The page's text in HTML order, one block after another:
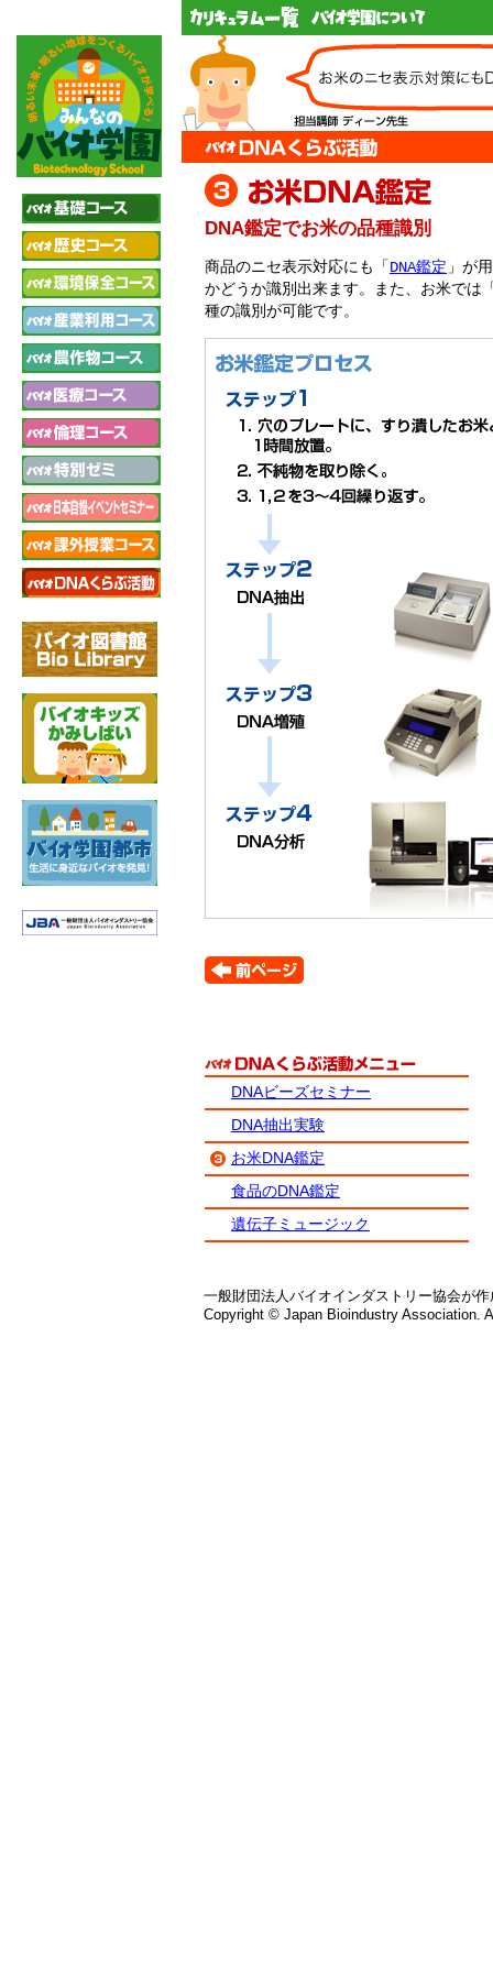
DNA鑑定でお米の品種識別
商品のニセ表示対応にも「 DNA鑑定 」が
かどうか識別出来ます。また、お米では
種の識別が可能です。
DNAビーズセミナー
DNA抽出実験
お米DNA鑑定
食品のDNA鑑定
遺伝子ミュージック
一般財団法人バイオインダストリー協会が
Copyright © Japan Bioindustry Association.